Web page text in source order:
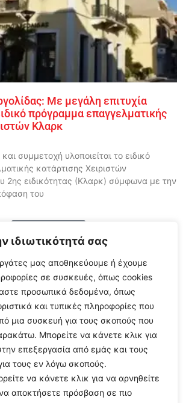
ιδιωτικότητά σας
μας αποθηκεύουμε ή έχουμε
σε συσκευές, όπως cookies
προσωπικά δεδομένα, όπως
και τυπικές πληροφορίες που
μια συσκευή για τους σκοπούς που
Μπορείτε να κάνετε κλικ για
επεξεργασία από εμάς και τους
τους εν λόγω σκοπούς.
να κάνετε κλικ για να αρνηθείτε
αποκτήσετε πρόσβαση σε πιο
Με μεγάλη επιτυχία
πρόγραμμα επαγγελματικής
Κλαρκ
συμμετοχή υλοποιείται το ειδικό
κατάρτισης Χειριστών
2ης ειδικότητας (Κλαρκ) σύμφωνα με την
του
Follow Us